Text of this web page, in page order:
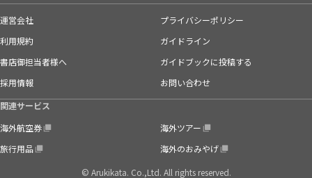
運営会社
プライバシーポリシー
利用規約
ガイドライン
書店御担当者様へ
ガイドブックに投稿する
採用情報
お問い合わせ
関連サービス
海外航空券
海外ツアー
旅行用品
海外のおみやげ
© Arukikata. Co.,Ltd. All rights reserved.